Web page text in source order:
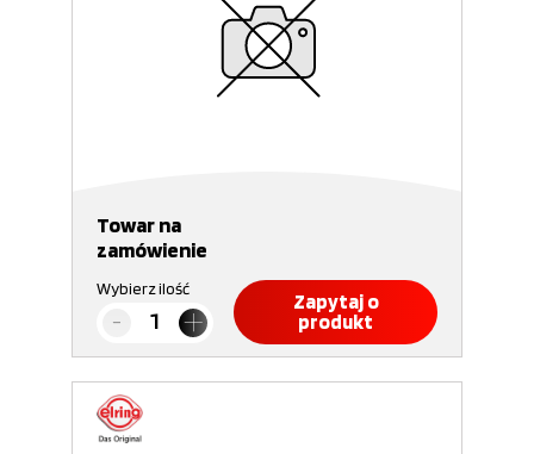
Towar na
zamówienie
Wybierz ilość
Zapytaj o
produkt